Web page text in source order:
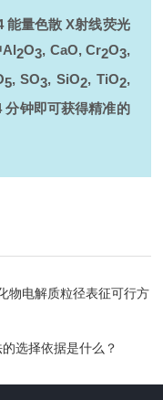
能量色散 X射线荧光
Al2O3, CaO, Cr2O3,
5, SO3, SiO2, TiO2,
分钟即可获得精准的
物电解质粒径表征可行方
选择依据是什么？